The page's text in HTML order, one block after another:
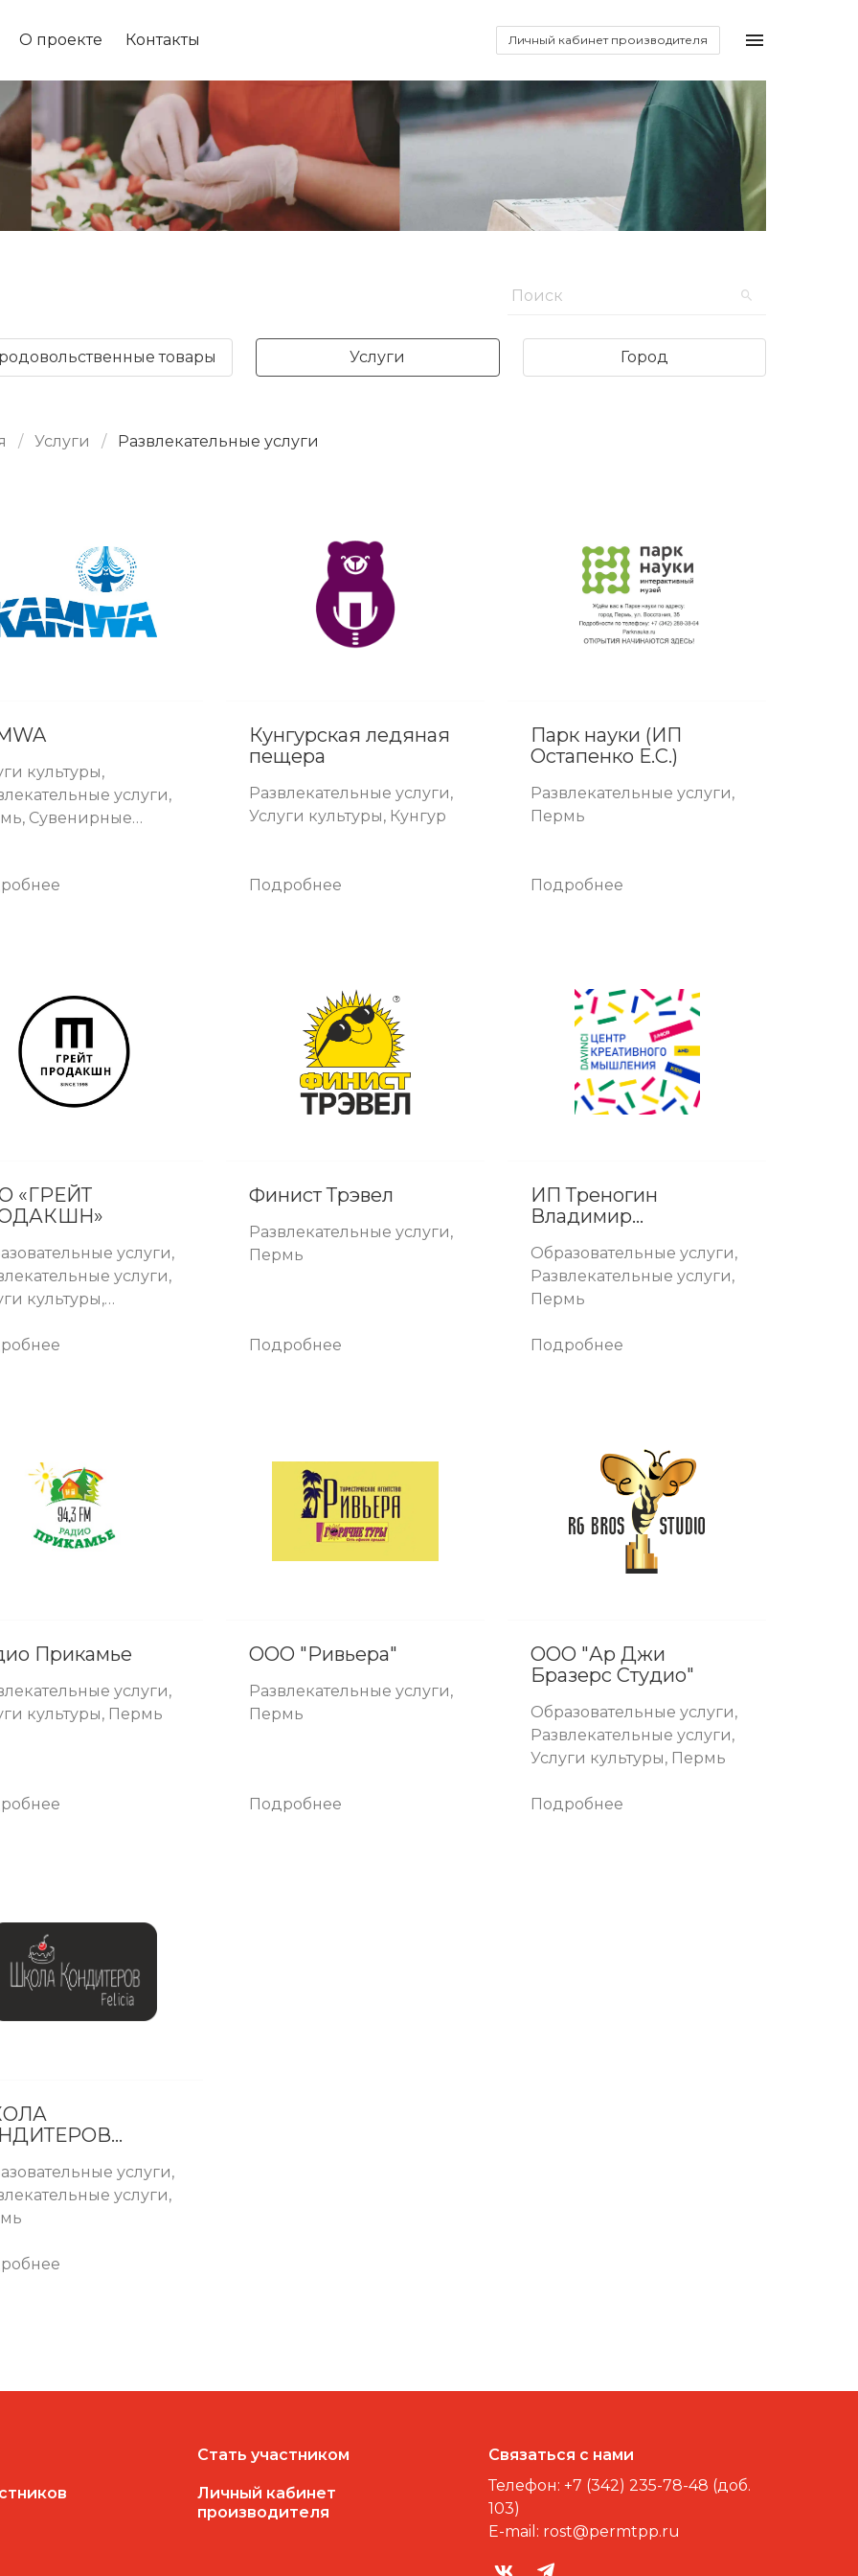
О проекте Контакты Личный кабинет производителя
товары Услуги Город
Услуги Развлекательные услуги
культуры,
услуги,
Сувенирные
Кунгурская ледяная
пещера
Развлекательные услуги,
Услуги культуры, Кунгур
Подробнее
Парк науки (ИП
Остапенко Е.С.)
Развлекательные услуги,
Пермь
Подробнее
«ГРЕЙТ
услуги,
услуги,
культуры,
по дизайну,
Финист Трэвел
Развлекательные услуги,
Пермь
Подробнее
ИП Треногин
Владимир
(Центр креативного
мышления DAVINCI)
Образовательные услуги,
Развлекательные услуги,
Пермь
Подробнее
Прикамье
услуги,
культуры, Пермь
ООО "Ривьера"
Развлекательные услуги,
Пермь
Подробнее
ООО "Ар Джи
Бразерс Студио"
Образовательные услуги,
Развлекательные услуги,
Услуги культуры, Пермь
Подробнее
услуги,
услуги,
Стать участником
Личный кабинет
производителя
Связаться с нами
Телефон:+7 (342) 235-78-48 (доб.
103)
E-mail: rost@permtpp.ru